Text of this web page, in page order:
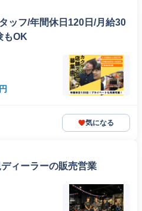
ッフ/年間休日120日/月給30
もOK
気になる
ィーラーの販売営業